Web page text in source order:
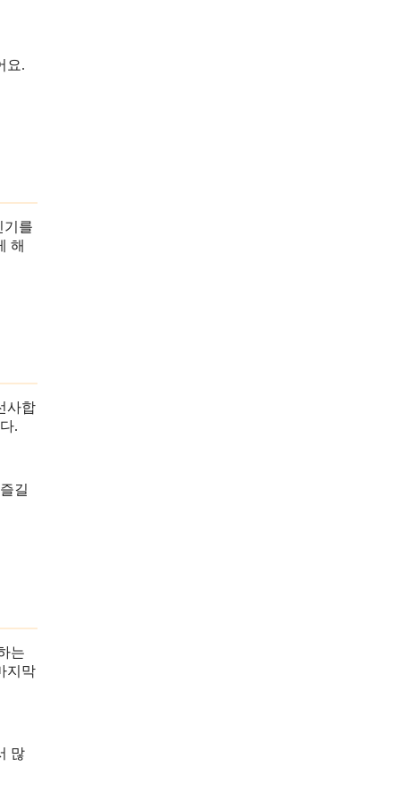
요.
기를
해
사합
.
길
는
지막
많